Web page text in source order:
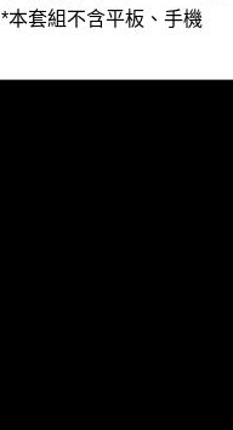
*本套組不含平板、手機